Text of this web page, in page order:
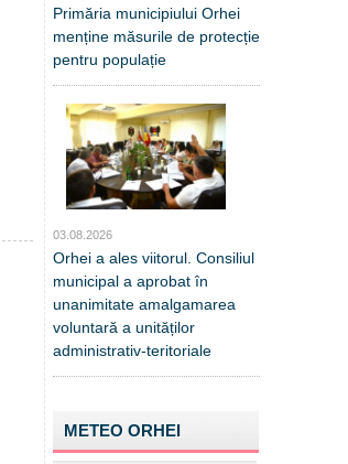
Primăria municipiului Orhei
menține măsurile de protecție
pentru populație
03.08.2026
Orhei a ales viitorul. Consiliul
municipal a aprobat în
unanimitate amalgamarea
voluntară a unităților
administrativ-teritoriale
METEO ORHEI